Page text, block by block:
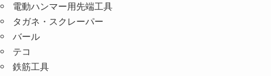
電動ハンマー用先端工具
タガネ・スクレーパー
バール
テコ
鉄筋工具